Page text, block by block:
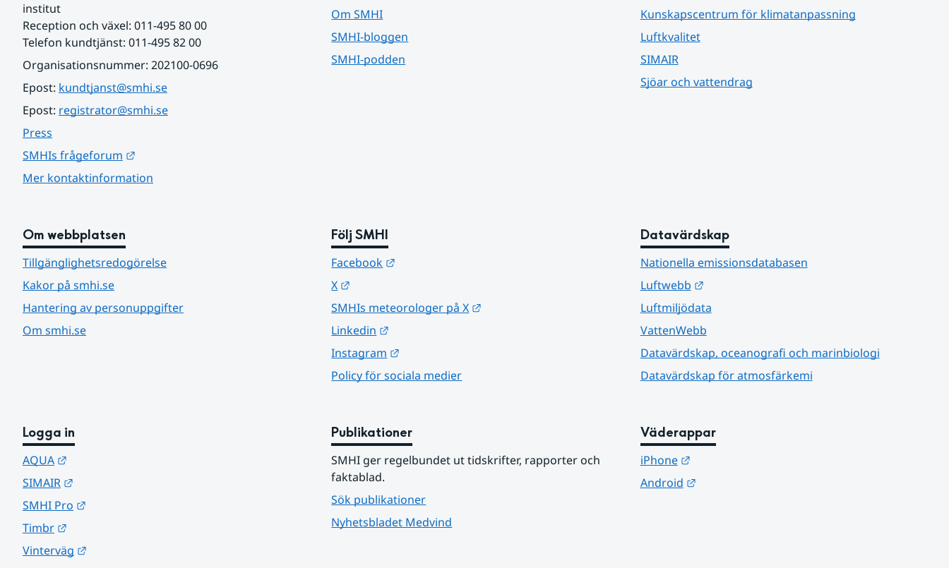
institut
Reception och växel: 011-495 80 00
Telefon kundtjänst: 011-495 82 00
Organisationsnummer: 202100-0696
Epost: kundtjanst@smhi.se
Epost: registrator@smhi.se
Press
SMHIs frågeforum
Mer kontaktinformation
Om SMHI
SMHI-bloggen
SMHI-podden
Kunskapscentrum för klimatanpassning
Luftkvalitet
SIMAIR
Sjöar och vattendrag
Om webbplatsen
Tillgänglighetsredogörelse
Kakor på smhi.se
Hantering av personuppgifter
Om smhi.se
Följ SMHI
Facebook
X
SMHIs meteorologer på X
Linkedin
Instagram
Policy för sociala medier
Datavärdskap
Nationella emissionsdatabasen
Luftwebb
Länk till annan webbplats.
Luftmiljödata
VattenWebb
Datavärdskap, oceanografi och marinbiologi
Datavärdskap för atmosfärkemi
Logga in
AQUA
SIMAIR
SMHI Pro
Timbr
Vinterväg
Publikationer
SMHI ger regelbundet ut tidskrifter, rapporter och
faktablad.
Sök publikationer
Nyhetsbladet Medvind
Väderappar
iPhone
Länk till annan webbplats.
Android
Länk till annan webbplats.